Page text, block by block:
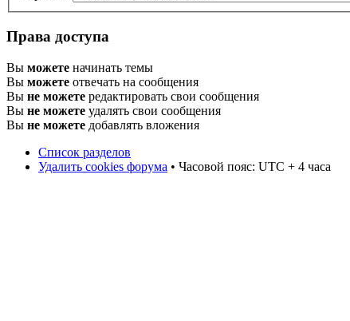
Права доступа
Вы можете начинать темы
Вы можете отвечать на сообщения
Вы не можете редактировать свои сообщения
Вы не можете удалять свои сообщения
Вы не можете добавлять вложения
Список разделов
Удалить cookies форума • Часовой пояс: UTC + 4 часа